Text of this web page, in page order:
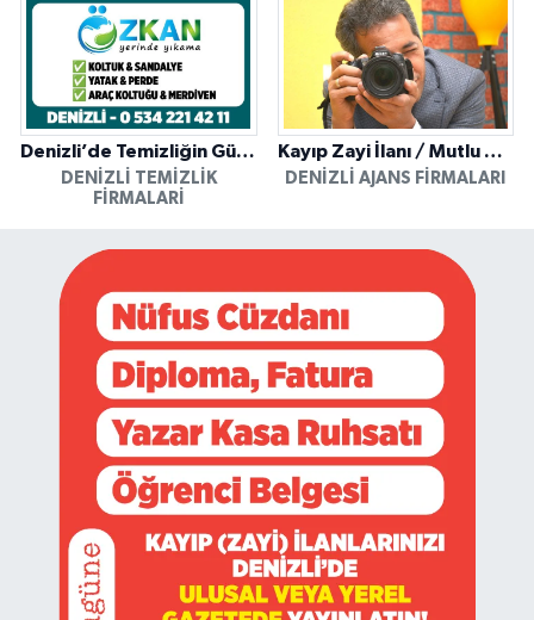
Denizli’de Temizliğin Güvenilir Adresi: Özkan Yerinde Yıkama
DENIZLI TEMIZLIK
FIRMALARI
Kayıp Zayi İlanı / Mutlu Ajans / Denizli
DENIZLI AJANS FIRMALARI